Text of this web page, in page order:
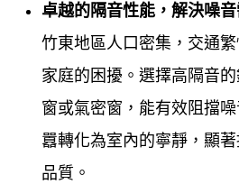
家！40年的堅持 │鋁門窗工程
夢想家
鋁門窗工程宅急便 擁有多年鋁門
從規劃丈量、設計到施工，秉
信，來服務所有客戶，從每一
卓越的隔音性能，解決噪
竹東地區人口密集，交通
家庭的困擾。選擇高隔音
窗或氣密窗，能有效阻擋
囂轉化為室內的寧靜，顯
品質。